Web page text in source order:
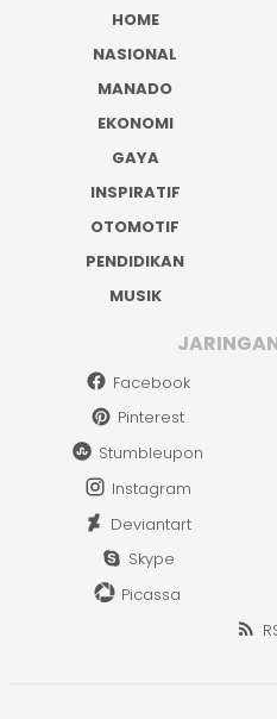
HOME
NASIONAL
MANADO
EKONOMI
GAYA
INSPIRATIF
OTOMOTIF
PENDIDIKAN
MUSIK
Facebook
Pinterest
Stumbleupon
Instagram
Deviantart
Skype
Picassa